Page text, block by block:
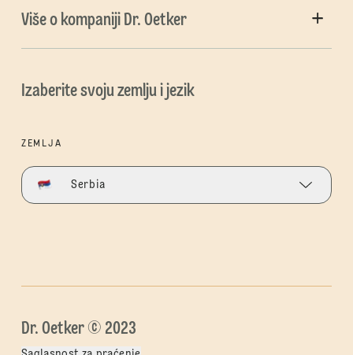
Više o kompaniji Dr. Oetker
Izaberite svoju zemlju i jezik
ZEMLJA
Serbia
Dr. Oetker © 2023